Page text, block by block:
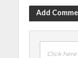
Add
Click